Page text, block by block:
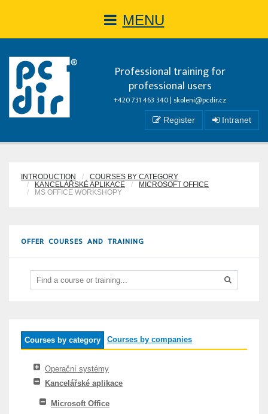
MENU
Professional training for
professional users
+420 731 463 340 | skoleni@pcdir.cz
Register Intranet
INTRODUCTION
COURSES BY CATEGORY
KANCELÁŘSKÉ APLIKACE
MICROSOFT OFFICE
MS OFFICE WORKSHOPY
OFFER COURSES AND TRAINING
Courses by category Courses by companies
Operační systémy
Kancelářské aplikace
Microsoft Office